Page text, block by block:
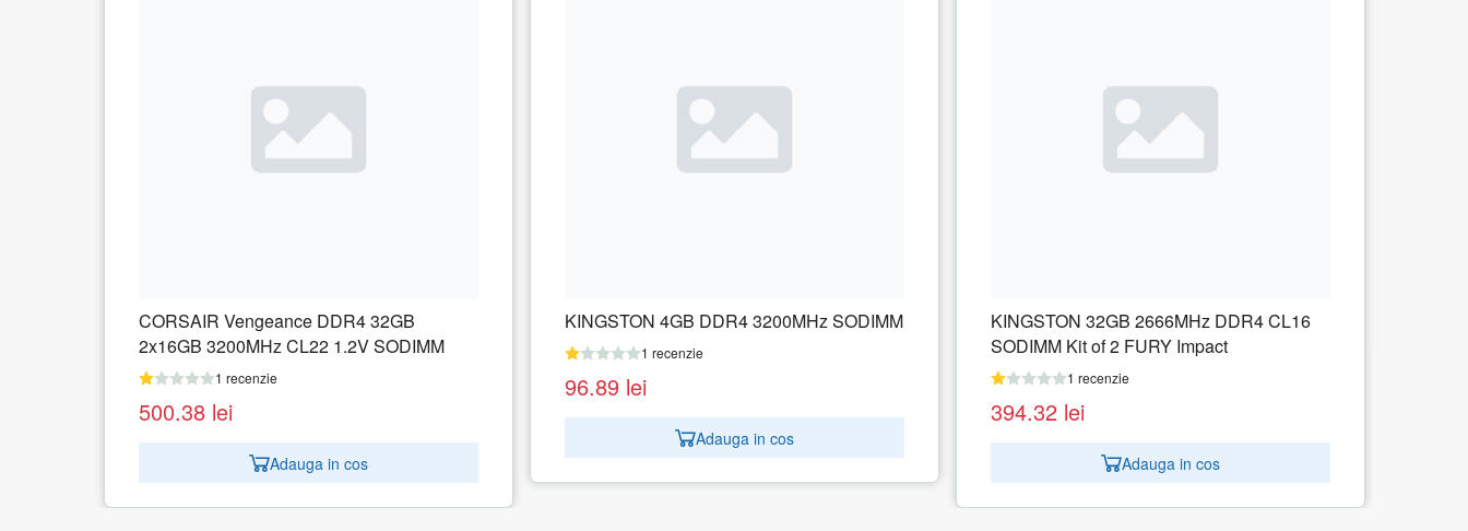
KINGSTON 4GB DDR4 3200MHz SODIMM
1 recenzie
96.89
Adauga in cos
KINGSTON 32GB 2666MHz DDR4 CL16
SODIMM Kit of 2 FURY Impact
394.32lei
Adauga in cos
Memorie SODIMM Kingston 8GB, DDR4-